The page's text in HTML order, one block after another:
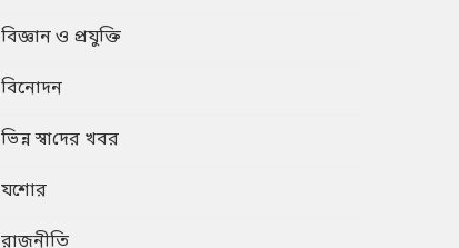
বিজ্ঞান ও প্রযুক্তি
বিনোদন
ভিন্ন স্বা‌দের খবর
যশোর
রাজনীতি